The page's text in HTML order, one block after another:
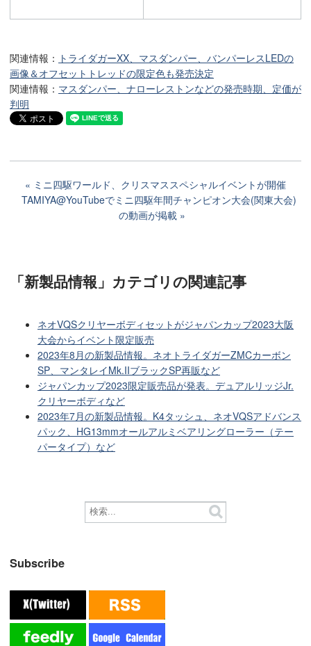
関連情報： トライダガーXX、マスダンパー、バンパーレスLEDの
画像＆オフセットトレッドの限定色も発売決定
関連情報： マスダンパー、ナローレストンなどの発売時期、定価が
判明
ミニ四駆ワールド、クリスマススペシャルイベントが開催
TAMIYA@YouTubeでミニ四駆年間チャンピオン大会(関東大会)
の動画が掲載
「新製品情報」カテゴリの関連記事
ネオVQSクリヤーボディセットがジャパンカップ2023大阪
大会からイベント限定販売
2023年8月の新製品情報。ネオトライダガーZMCカーボン
SP、マンタレイMk.IIブラックSP再販など
ジャパンカップ2023限定販売品が発表。デュアルリッジJr.
クリヤーボディなど
2023年7月の新製品情報。K4タッシュ、ネオVQSアドバンス
パック、HG13mmオールアルミベアリングローラー（テー
パータイプ）など
Subscribe